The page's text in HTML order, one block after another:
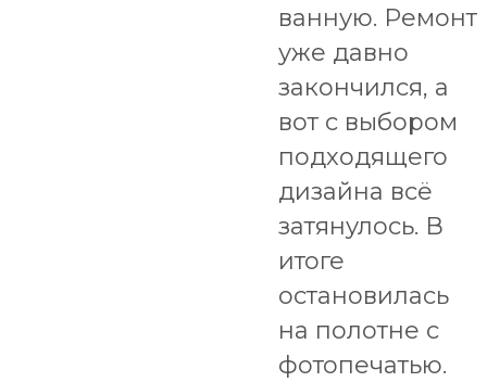
ванную. Ремонт
уже давно
закончился, а
вот с выбором
подходящего
дизайна всё
затянулось. В
итоге
остановилась
на полотне с
фотопечатью.